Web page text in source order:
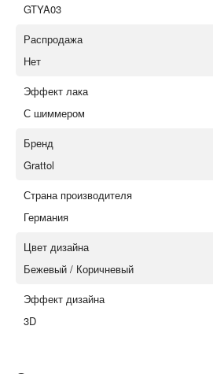
GTYA03
Распродажа
Нет
Эффект лака
С шиммером
Бренд
Grattol
Страна производителя
Германия
Цвет дизайна
Бежевый / Коричневый
Эффект дизайна
3D